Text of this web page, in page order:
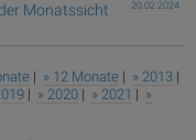
20.02.2024
Monatssicht
| » 12 Monate | » 2013 |
| » 2020 | » 2021 | »